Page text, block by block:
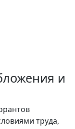
и
труда,